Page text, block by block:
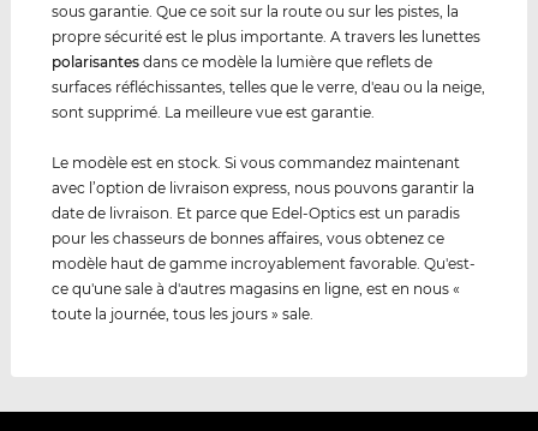
sous garantie. Que ce soit sur la route ou sur les pistes, la
propre sécurité est le plus importante. A travers les lunettes
polarisantes dans ce modèle la lumière que reflets de
surfaces réfléchissantes, telles que le verre, d'eau ou la neige,
sont supprimé. La meilleure vue est garantie.
Le modèle est en stock. Si vous commandez maintenant
avec l’option de livraison express, nous pouvons garantir la
date de livraison. Et parce que Edel-Optics est un paradis
pour les chasseurs de bonnes affaires, vous obtenez ce
modèle haut de gamme incroyablement favorable. Qu'est-
ce qu'une sale à d'autres magasins en ligne, est en nous «
toute la journée, tous les jours » sale.